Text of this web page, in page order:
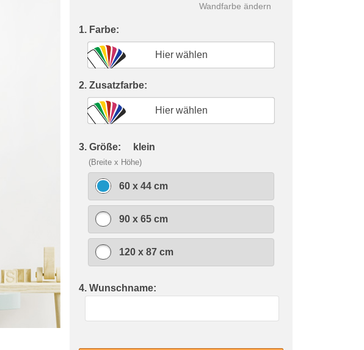
Wandfarbe ändern
1. Farbe:
Hier wählen
2. Zusatzfarbe:
Hier wählen
3. Größe: klein
(Breite x Höhe)
60 x 44 cm
90 x 65 cm
120 x 87 cm
4. Wunschname: